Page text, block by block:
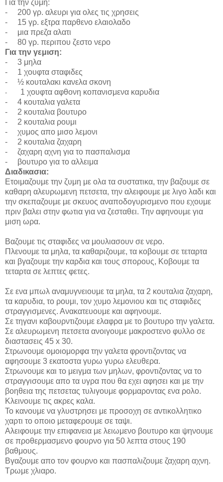
Για την ζυμη:
-
200 γρ. αλευρι για ολες τις χρησεις
-
15 γρ. εξτρα παρθενο ελαιολαδο
-
μια πρεζα αλατι
-
80 γρ. περιπου ζεστο νερο
Για την γεμιση:
-
3 μηλα
-
1 χουφτα σταφιδες
-
½ κουταλακι κανελα σκονη
-
1 χουφτα αφθονη κοπανισμενα καρυδια
-
4 κουταλια γαλετα
-
2 κουταλια βουτυρο
-
2 κουταλια ρουμι
-
χυμος απο μισο λεμονι
-
2 κουταλια ζαχαρη
-
ζαχαρη αχνη για το πασπαλισμα
-
βουτυρο για το αλλειμα
Διαδικασια:
Ετοιμαζουμε την ζυμη με ολα τα συστατικα, την βαζουμε σε
καθαρη αλευρωμενη πετσετα, την αλειφουμε με λιγο λαδι και
την σκεπαζουμε με σκευος αναποδογυρισμενο που εχουμε
πριν βαλει στην φωτια για να ζεσταθει. Την αφηνουμε για
μιση ωρα.
Βαζουμε τις σταφιδες να μουλιασουν σε νερο.
Πλενουμε τα μηλα, τα καθαριζουμε, τα κοβουμε σε τεταρτα
και βγαζουμε την καρδια και τους σπορους, Κοβουμε τα
τεταρτα σε λεπτες φετες.
Σε ενα μπωλ αναμυγνειουμε τα μηλα, τα 2 κουταλια ζαχαρη,
τα καρυδια, το ρουμι, τον χυμο λεμονιου και τις σταφιδες
στραγγισμενες. Ανακατευουμε και αφηνουμε.
Σε τηγανι καβουρντιζουμε ελαφρα με το βουτυρο την γαλετα.
Σε αλευρωμενη πετσετα ανοιγουμε μακροστενο φυλλο σε
διαστασεις 45 x 30.
Στρωνουμε ομοιομορφα την γαλετα φροντιζοντας να
αφησουμε 3 εκατοστα γυρω γυρω ελευθερα.
Στρωνουμε και το μειγμα των μηλων, φροντιζοντας να το
στραγγισουμε απο τα υγρα που θα εχει αφησει και με την
βοηθεια της πετσετας τυλιγουμε φορμαροντας ενα ρολο.
Κλεινουμε τις ακρες καλα.
Το κανουμε να γλυστρησει με προσοχη σε αντικολλητικο
χαρτι το οποιο μεταφερουμε σε ταψι.
Αλειφουμε την επιφανεια με λειωμενο βουτυρο και ψηνουμε
σε προθερμασμενο φουρνο για 50 λεπτα στους 190
βαθμους.
Βγαζουμε απο τον φουρνο και πασπαλιζουμε ζαχαρη αχνη.
Τρωμε χλιαρο.